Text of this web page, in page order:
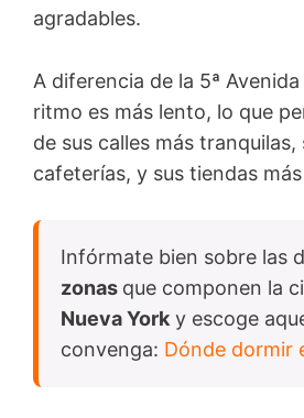
agradables.
A diferencia de la 5ª
ritmo es más lento, lo que
de sus calles más
cafeterías, y sus tiendas
Infórmate bien sobre las
zonas que componen la
Nueva York y escoge
convenga: Dónde dormir